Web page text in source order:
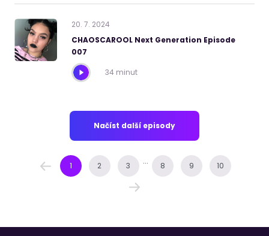
20. 7. 2024
CHAOSCAROOL Next Generation Episode
007
34 minut
Načíst další episody
1 2 3 ... 8 9 10